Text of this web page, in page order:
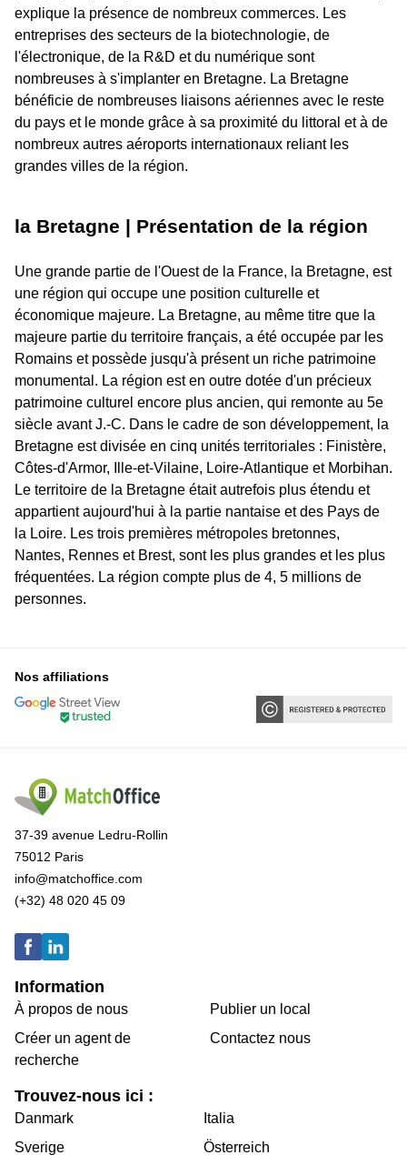
explique la présence de nombreux commerces. Les
entreprises des secteurs de la biotechnologie, de
l'électronique, de la R&D et du numérique sont
nombreuses à s'implanter en Bretagne. La Bretagne
bénéficie de nombreuses liaisons aériennes avec le reste
du pays et le monde grâce à sa proximité du littoral et à de
nombreux autres aéroports internationaux reliant les
grandes villes de la région.
la Bretagne | Présentation de la région
Une grande partie de l'Ouest de la France, la Bretagne, est
une région qui occupe une position culturelle et
économique majeure. La Bretagne, au même titre que la
majeure partie du territoire français, a été occupée par les
Romains et possède jusqu'à présent un riche patrimoine
monumental. La région est en outre dotée d'un précieux
patrimoine culturel encore plus ancien, qui remonte au 5e
siècle avant J.-C. Dans le cadre de son développement, la
Bretagne est divisée en cinq unités territoriales : Finistère,
Côtes-d'Armor, Ille-et-Vilaine, Loire-Atlantique et Morbihan.
Le territoire de la Bretagne était autrefois plus étendu et
appartient aujourd'hui à la partie nantaise et des Pays de
la Loire. Les trois premières métropoles bretonnes,
Nantes, Rennes et Brest, sont les plus grandes et les plus
fréquentées. La région compte plus de 4, 5 millions de
personnes.
Nos affiliations
37-39 avenue Ledru-Rollin
75012 Paris
info@matchoffice.com
(+32) 48 020 45 09
Information
À propos de nous
Créer un agent de
recherche
Publier un local
Contactez nous
Trouvez-nous ici :
Danmark
Sverige
Italia
Österreich